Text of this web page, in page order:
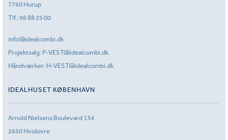
7760 Hurup
Tlf.:96 88 25 00
info@idealcombi.dk
Projektsalg: P-VEST@idealcombi.dk
Håndværker: H-VEST@idealcombi.dk
IDEALHUSET KØBENHAVN
Arnold Nielsens Boulevard 134
2650 Hvidovre